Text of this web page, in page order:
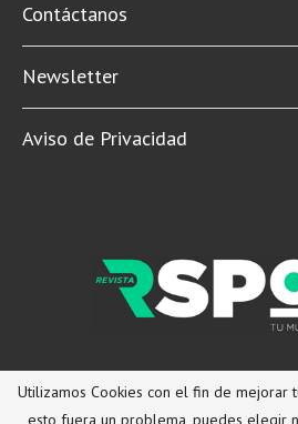
Contáctanos
Newsletter
Aviso de Privacidad
Utilizamos Cookies con el fin de mejorar
esto fuera un problema, puedes elegir